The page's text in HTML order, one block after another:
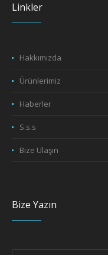
Linkler
Hakkımızda
Ürünlerimiz
Haberler
S.s.s
Bize Ulaşın
Bize Yazın